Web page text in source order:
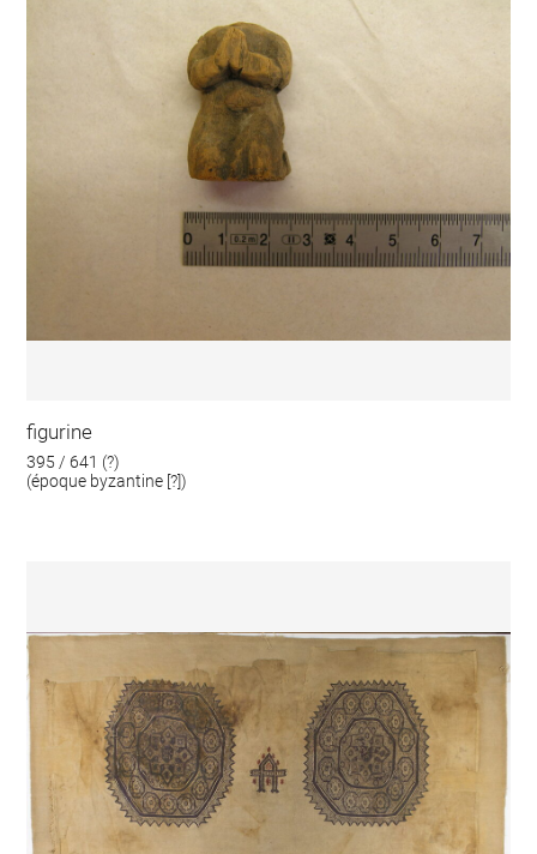
figurine
395 / 641 (?)
(époque byzantine [?])